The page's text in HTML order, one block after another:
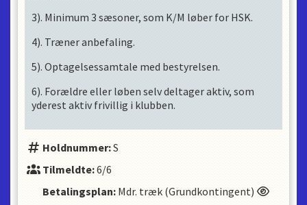
3). Minimum 3 sæsoner, som K/M løber for HSK.
4). Træner anbefaling.
5). Optagelsessamtale med bestyrelsen.
6). Forældre eller løben selv deltager aktiv, som
yderest aktiv frivillig i klubben.
Holdnummer:S
Tilmeldte:6/6
Betalingsplan: Mdr. træk (Grundkontingent)